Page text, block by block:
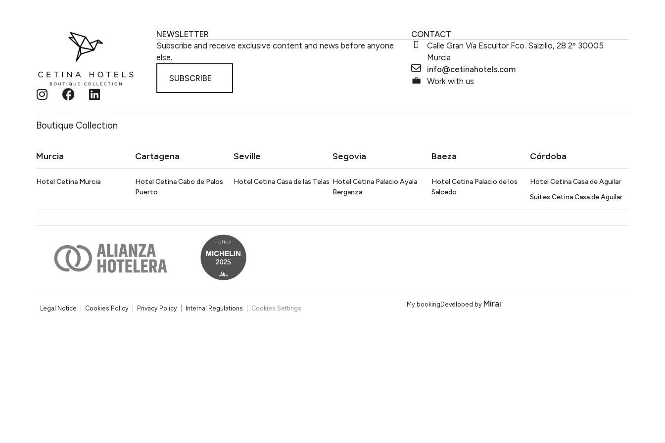
NEWSLETTER
Subscribe and receive exclusive content and news before anyone
else.
SUBSCRIBE
CONTACT
Calle Gran Vía Escultor Fco. Salzillo, 28 2º 30005
Murcia
info@cetinahotels.com
Work with us
Boutique Collection
Murcia
Hotel Cetina Murcia
Cartagena
Hotel Cetina Cabo de Palos
Puerto
Seville
Hotel Cetina Casa de las Telas
Segovia
Hotel Cetina Palacio Ayala
Berganza
Baeza
Hotel Cetina Palacio de los
Salcedo
Córdoba
Hotel Cetina Casa de Aguilar
Suites Cetina Casa de Aguilar
Legal Notice Cookies Policy Privacy Policy Internal Regulations Cookies Settings
My booking Developed by Mirai